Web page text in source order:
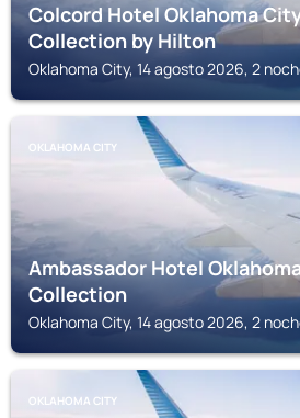
Colcord Hotel Oklahoma
Collection by Hilton
Oklahoma City, 14 agosto 2026, 2
OKLAHOMA CITY
Ambassador Hotel
Collection
Oklahoma City, 14 agosto 2026, 2
OKLAHOMA CITY